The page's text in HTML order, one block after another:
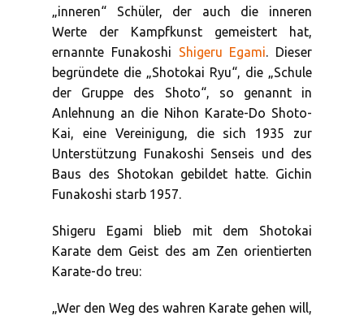
„inneren“ Schüler, der auch die inneren
Werte der Kampfkunst gemeistert hat,
ernannte Funakoshi Shigeru Egami. Dieser
begründete die „Shotokai Ryu“, die „Schule
der Gruppe des Shoto“, so genannt in
Anlehnung an die Nihon Karate-Do Shoto-
Kai, eine Vereinigung, die sich 1935 zur
Unterstützung Funakoshi Senseis und des
Baus des Shotokan gebildet hatte. Gichin
Funakoshi starb 1957.
Shigeru Egami blieb mit dem Shotokai
Karate dem Geist des am Zen orientierten
Karate-do treu:
„Wer den Weg des wahren Karate gehen will,